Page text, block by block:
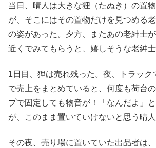
当日、晴人は大きな狸（たぬき）の置
が、そこにはその置物だけを見つめる老
の姿があった。夕方、またあの老紳士
近くでみてもらうと、嬉しそうな老紳士
1日目、狸は売れ残った。夜、トラック
で売上をまとめていると、何度も荷台
プで固定しても物音が！「なんだよ」
が、このまま置いていけないと思う晴人
その夜、売り場に置いていた出品者は